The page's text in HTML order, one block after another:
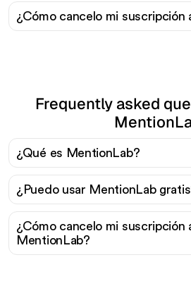
¿Cómo cancelo mi suscripción
Frequently asked
¿Qué es MentionLab?
¿Puedo usar MentionLab
¿Cómo cancelo mi suscripción
MentionLab?